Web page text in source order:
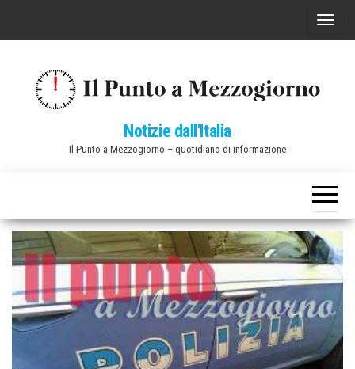
C
a
v
i
g
a
z
i
o
Notizie dall'Italia
Il Punto a Mezzogiorno – quotidiano di informazione